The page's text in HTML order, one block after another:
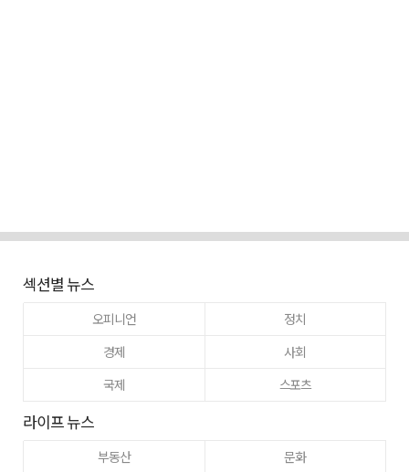
섹션별 뉴스
오피니언
정치
경제
사회
국제
스포츠
라이프 뉴스
부동산 문화